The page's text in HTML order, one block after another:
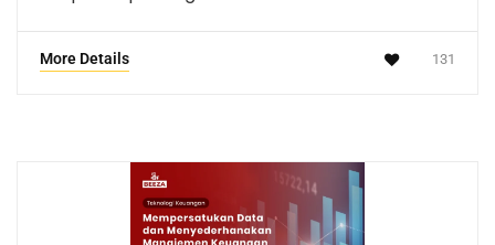
More Details 131